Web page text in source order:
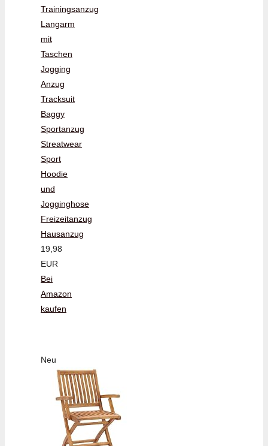
Trainingsanzug
Langarm
mit
Taschen
Jogging
Anzug
Tracksuit
Baggy
Sportanzug
Streatwear
Sport
Hoodie
und
Jogginghose
Freizeitanzug
Hausanzug
19,98
EUR
Bei
Amazon
kaufen
Neu